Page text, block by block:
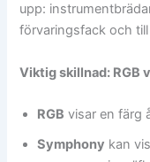
upp:
förvaringsfack och
Viktig skillnad: RGB
RGB visar en färg
Symphony kan